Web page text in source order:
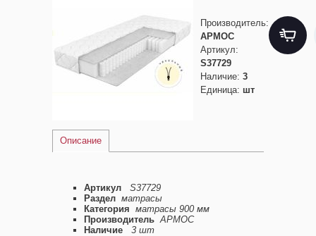
Производитель:
АРМОС
Артикул:
S37729
Наличие: 3
Единица: шт
Описание
Артикул
S37729
Раздел матрасы
Категория матрасы 900 мм
Производитель АРМОС
Наличие
3 шт